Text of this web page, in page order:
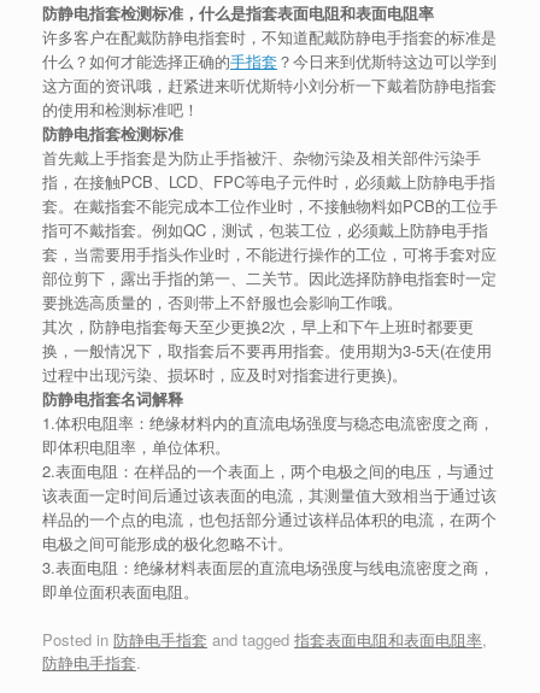
防静电指套检测标准，什么是指套表面电阻和表面电阻率
许多客户在配戴防静电指套时，不知道配戴防静电手指套的标准是
什么？如何才能选择正确的手指套 ？今日来到优斯特这边可以学到
这方面的资讯哦，赶紧进来听优斯特小刘分析一下戴着防静电指套
的使用和检测标准吧！
防静电指套检测标准
首先戴上手指套是为防止手指被汗、杂物污染及相关部件污染手
指，在接触PCB、LCD、FPC等电子元件时，必须戴上防静电手指
套。在戴指套不能完成本工位作业时，不接触物料如PCB的工位手
指可不戴指套。例如QC，测试，包装工位，必须戴上防静电手指
套，当需要用手指头作业时，不能进行操作的工位，可将手套对应
部位剪下，露出手指的第一、二关节。因此选择防静电指套时一定
要挑选高质量的，否则带上不舒服也会影响工作哦。
其次，防静电指套每天至少更换2次，早上和下午上班时都要更
换，一般情况下，取指套后不要再用指套。使用期为3-5天(在使用
过程中出现污染、损坏时，应及时对指套进行更换)。
防静电指套名词解释
1.体积电阻率：绝缘材料内的直流电场强度与稳态电流密度之商，
即体积电阻率，单位体积。
2.表面电阻：在样品的一个表面上，两个电极之间的电压，与通过
该表面一定时间后通过该表面的电流，其测量值大致相当于通过该
样品的一个点的电流，也包括部分通过该样品体积的电流，在两个
电极之间可能形成的极化忽略不计。
3.表面电阻：绝缘材料表面层的直流电场强度与线电流密度之商，
即单位面积表面电阻。
Posted in 防静电手指套 and tagged 指套表面电阻和表面电阻率,
防静电手指套.